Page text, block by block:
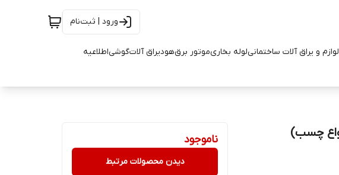
ورود | ثبت‌نام
لوازم و یراق آلات ساختمانیلوله بخاریموتور برقهودیراق آلاتگوشیاطلاعیه
ناموجود
دیدن محصولات مرتبط